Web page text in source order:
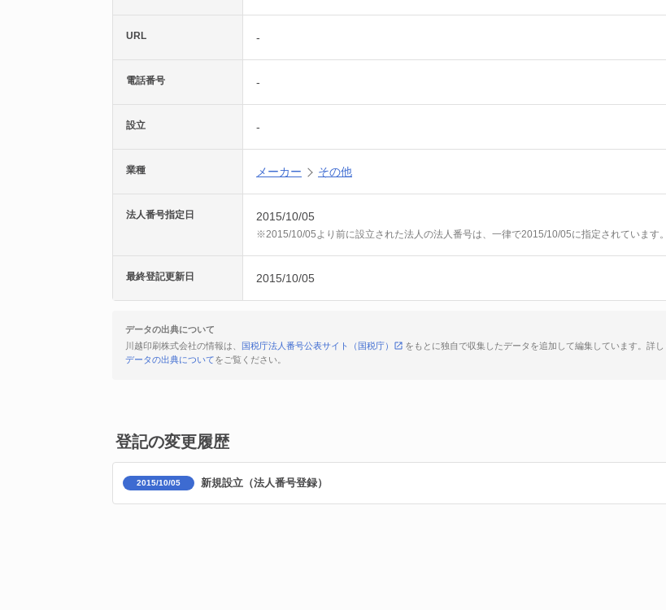
URL -
電話番号 -
設立 -
業種 メーカー その他
法人番号指定日 2015/10/05
※2015/10/05より前に設立された法人の法人番号は、一律で2015/10/05に指定されています。
最終登記更新日 2015/10/05
データの出典について
川越印刷株式会社の情報は、
国税庁法人番号公表サイト（国税庁）
をもとに独自で収集したデータを追加して編集しています。詳し
データの出典についてをご覧ください。
登記の変更履歴
2015/10/05 新規設立（法人番号登録）